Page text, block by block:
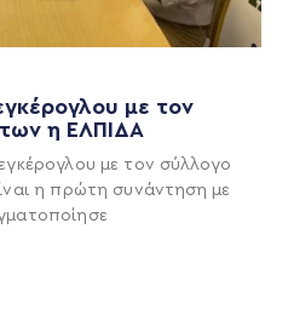
με τον
η ΕΛΠΙΔΑ
με τον σύλλογο
η πρώτη συνάντηση με